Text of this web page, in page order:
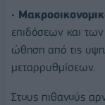
•
επιδόσεων και
ώθηση από τις
μεταρρυθμίσεων.
Στους πιθανούς